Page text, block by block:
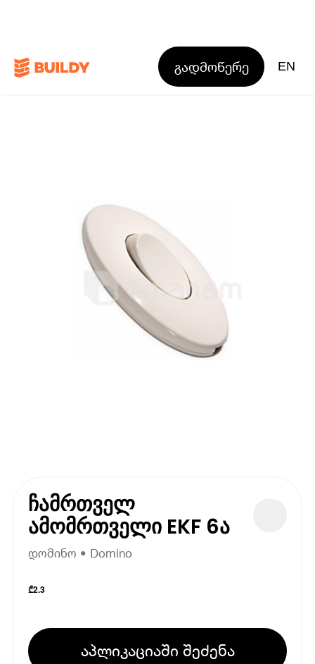
გადმოწერე EN
ჩამრთველ
ამომრთველი EKF 6ა
დომინო • Domino
₾2.3
აპლიკაციაში შეძენა